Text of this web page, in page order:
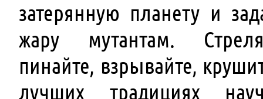
затерянную планету и
жару мутантам.
пинайте, взрывайте,
лучших традициях